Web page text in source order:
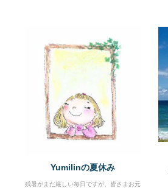
Yumilinの夏休み
残暑がまだ厳しい毎日ですが、皆さまお元